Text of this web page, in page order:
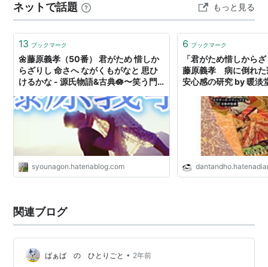
を彼女に伝えるのであった。義孝18歳。
https://www.youtube.…
ネットで話題 もっと見る
13 ブックマーク
🌼藤原義孝（50番） 君がため 惜しか
らざりし 命さへ ながくもがなと 思ひ
けるかな - 源氏物語&古典🪷〜笑う門
syounagon.hatenablog.com
6 ブックマーク
「君がため惜しから
藤原義孝 病に倒れた
安心感の研究 by 暖淡
関連ブログ
ばぁば の ひとりごと • 2年前